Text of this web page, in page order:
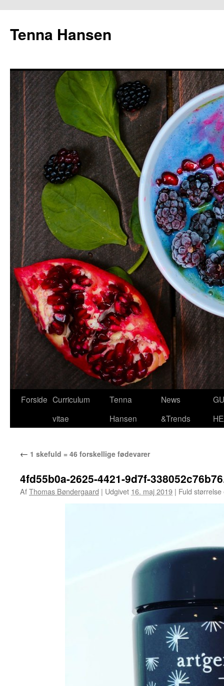
Tenna Hansen
Hop
Forside Curriculum
vitae
Tenna
Hansen
News
&Trends
← 1 skefuld = 46 forskellige fødevarer
4fd55b0a-2625-4421-9d7f-
AfThomas Bøndergaard | Udgivet 16. maj 2019 | Fuld